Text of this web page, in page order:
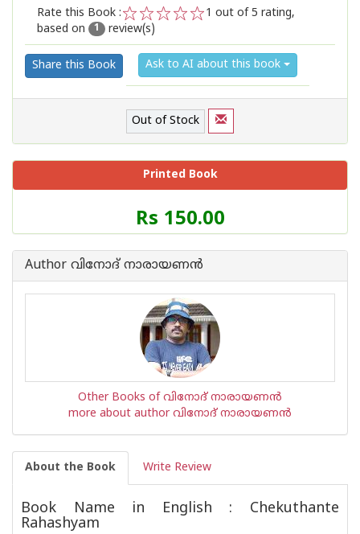
Rate this Book :
2
1
1 out of 5 rating,
based on
1 review(s)
Share this Book Ask to AI about this book
Out of Stock
Printed Book
Price
of
Book
Rs 150.00
Author വിനോദ് നാരായണന്‍
Other Books of വിനോദ് നാരായണന്‍
more about author വിനോദ് നാരായണന്‍
About the Book Write Review
Book Name in English : Chekuthante
Rahashyam